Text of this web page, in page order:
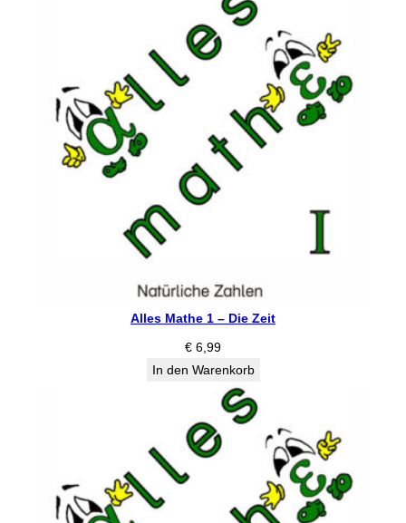
Alles Mathe 1 – Die Zeit
€ 6,99
In den Warenkorb